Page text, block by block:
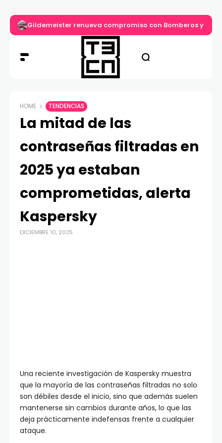
Gildemeister renueva compromiso con Bomberos y
HOME TENDENCIAS
La mitad de las
contraseñas filtradas en
2025 ya estaban
comprometidas, alerta
Kaspersky
DICIEMBRE 10, 2025
Una reciente investigación de Kaspersky muestra
que la mayoría de las contraseñas filtradas no solo
son débiles desde el inicio, sino que además suelen
mantenerse sin cambios durante años, lo que las
deja prácticamente indefensas frente a cualquier
ataque.